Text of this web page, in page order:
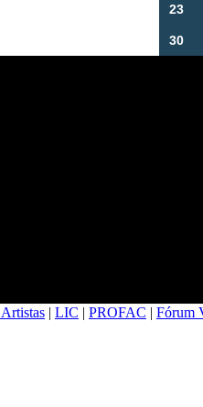
23
30
| LIC | PROFAC | Fórum